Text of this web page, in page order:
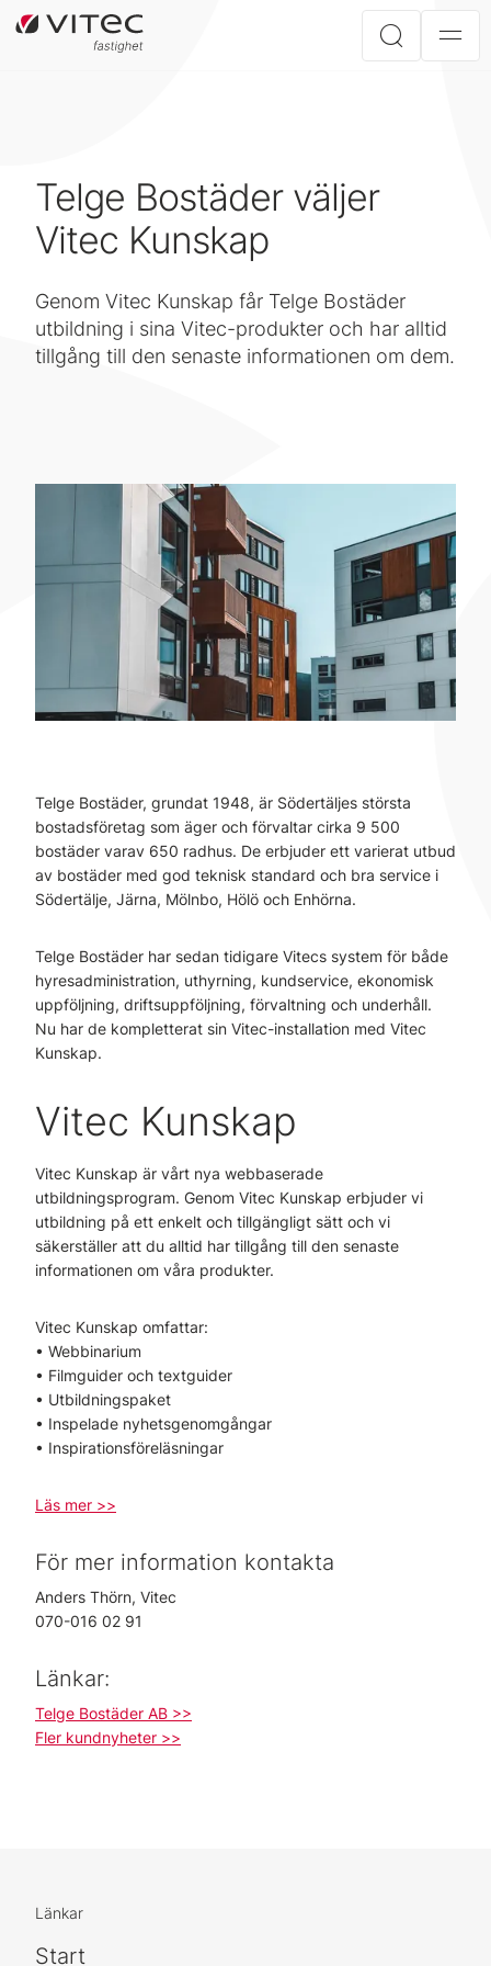
Telge Bostäder väljer
Vitec Kunskap
Genom Vitec Kunskap får Telge Bostäder
utbildning i sina Vitec-produkter och har alltid
tillgång till den senaste informationen om dem.
Telge Bostäder, grundat 1948, är Södertäljes största
bostadsföretag som äger och förvaltar cirka 9 500
bostäder varav 650 radhus. De erbjuder ett varierat utbud
av bostäder med god teknisk standard och bra service i
Södertälje, Järna, Mölnbo, Hölö och Enhörna.
Telge Bostäder har sedan tidigare Vitecs system för både
hyresadministration, uthyrning, kundservice, ekonomisk
uppföljning, driftsuppföljning, förvaltning och underhåll.
Nu har de kompletterat sin Vitec-installation med Vitec
Kunskap.
Vitec Kunskap
Vitec Kunskap är vårt nya webbaserade
utbildningsprogram. Genom Vitec Kunskap erbjuder vi
utbildning på ett enkelt och tillgängligt sätt och vi
säkerställer att du alltid har tillgång till den senaste
informationen om våra produkter.
Vitec Kunskap omfattar:
• Webbinarium
• Filmguider och textguider
• Utbildningspaket
• Inspelade nyhetsgenomgångar
• Inspirationsföreläsningar
Läs mer >>
För mer information kontakta
Anders Thörn, Vitec
070-016 02 91
Länkar:
Telge Bostäder AB >>
Fler kundnyheter >>
Länkar
Start